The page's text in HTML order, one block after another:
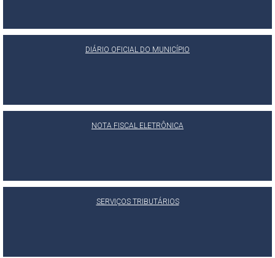
DIÁRIO OFICIAL DO MUNICÍPIO
NOTA FISCAL ELETRÔNICA
SERVIÇOS TRIBUTÁRIOS